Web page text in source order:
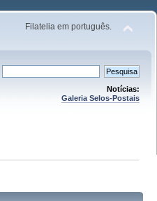
Filatelia em português.
Notícias:
Galeria Selos-Postais